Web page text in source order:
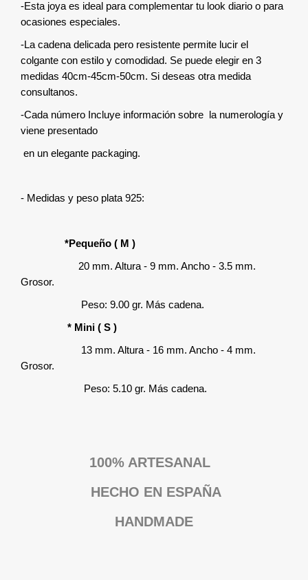
-Esta joya es ideal para complementar tu look diario o para
ocasiones especiales.
-La cadena delicada pero resistente permite lucir el
colgante con estilo y comodidad. Se puede elegir en 3
medidas 40cm-45cm-50cm. Si deseas otra medida
consultanos.
-Cada número Incluye información sobre la numerología y
viene presentado
en un elegante packaging.
- Medidas y peso plata 925:
*Pequeño ( M )
20 mm. Altura - 9 mm. Ancho - 3.5 mm.
Grosor.
Peso: 9.00 gr. Más cadena.
* Mini ( S )
13 mm. Altura - 16 mm. Ancho - 4 mm.
Grosor.
Peso: 5.10 gr. Más cadena.
100% ARTESANAL
HECHO EN ESPAÑA
HANDMADE